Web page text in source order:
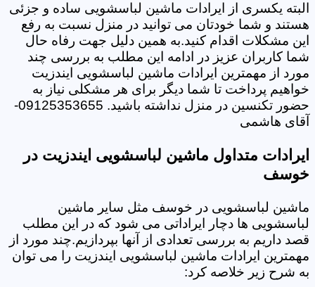
البته یکسری از ایرادات ماشین لباسشویی ساده و جزئی
هستند و شما خودتان می توانید در منزل نسبت به رفع
این مشکلات اقدام کنید.به همین دلیل جهت رفاه حال
شما کاربران عزیز در ادامه این مطلب به بررسی چند
مورد از مهمترین ایرادات ماشین لباسشویی ایندزیت
خواهیم پرداخت تا شما دیگر برای هر مشکلی نیاز به
حضور تکنسین در منزل نداشته باشید. 09125353655-
آقای هاشمی
ایرادات متداول ماشین لباسشویی ایندزیت در
خوسف
ماشین لباسشویی در خوسف مثل سایر ماشین
لباسشویی ها دچار ایراداتی می شود که در این مطلب
قصد داریم به بررسی تعدادی از آنها بپردازیم.چند مورد از
مهمترین ایرادات ماشین لباسشویی ایندزیت را می توان
به شرح زیر خلاصه کرد: